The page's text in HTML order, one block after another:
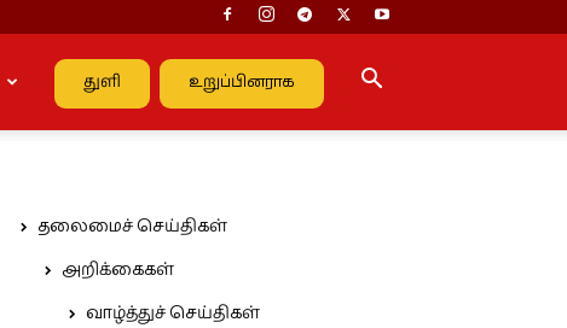
துளி உறுப்பினராக
தலைமைச் செய்திகள்
அறிக்கைகள்
வாழ்த்துச் செய்திகள்